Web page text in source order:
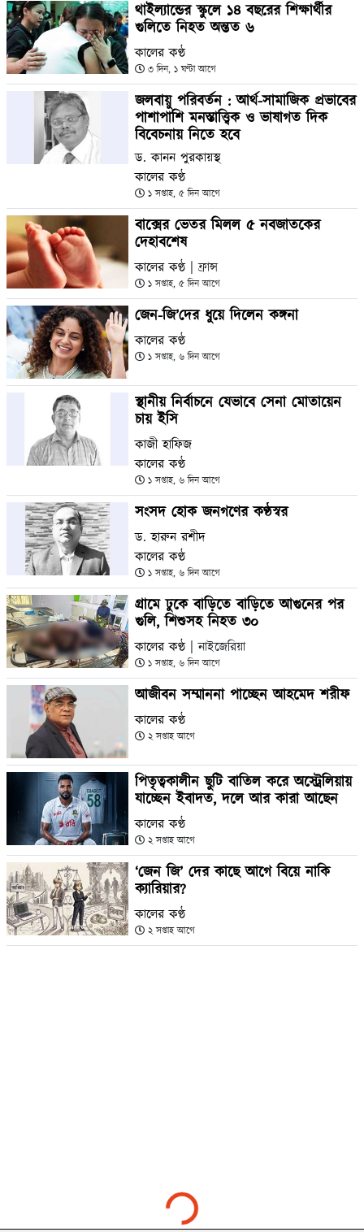
থাইল্যান্ডের স্কুলে ১৪ বছরের শিক্ষার্থীর
গুলিতে নিহত অন্তত ৬
কালের কণ্ঠ
৩ দিন, ১ ঘণ্টা আগে
জলবায়ু পরিবর্তন : আর্থ-সামাজিক প্রভাবের
পাশাপাশি মনস্তাত্ত্বিক ও ভাষাগত দিক
বিবেচনায় নিতে হবে
ড. কানন পুরকায়স্থ
কালের কণ্ঠ
১ সপ্তাহ, ৫ দিন আগে
বাক্সের ভেতর মিলল ৫ নবজাতকের
দেহাবশেষ
কালের কণ্ঠ | ফ্রান্স
১ সপ্তাহ, ৫ দিন আগে
জেন-জি’দের ধুয়ে দিলেন কঙ্গনা
কালের কণ্ঠ
১ সপ্তাহ, ৬ দিন আগে
স্থানীয় নির্বাচনে যেভাবে সেনা মোতায়েন
চায় ইসি
কাজী হাফিজ
কালের কণ্ঠ
১ সপ্তাহ, ৬ দিন আগে
সংসদ হোক জনগণের কণ্ঠস্বর
ড. হারুন রশীদ
কালের কণ্ঠ
১ সপ্তাহ, ৬ দিন আগে
গ্রামে ঢুকে বাড়িতে বাড়িতে আগুনের পর
গুলি, শিশুসহ নিহত ৩০
কালের কণ্ঠ | নাইজেরিয়া
১ সপ্তাহ, ৬ দিন আগে
আজীবন সম্মাননা পাচ্ছেন আহমেদ শরীফ
কালের কণ্ঠ
২ সপ্তাহ আগে
পিতৃত্বকালীন ছুটি বাতিল করে অস্ট্রেলিয়ায়
যাচ্ছেন ইবাদত, দলে আর কারা আছেন
কালের কণ্ঠ
২ সপ্তাহ আগে
‘জেন জি’ দের কাছে আগে বিয়ে নাকি
ক্যারিয়ার?
কালের কণ্ঠ
২ সপ্তাহ আগে